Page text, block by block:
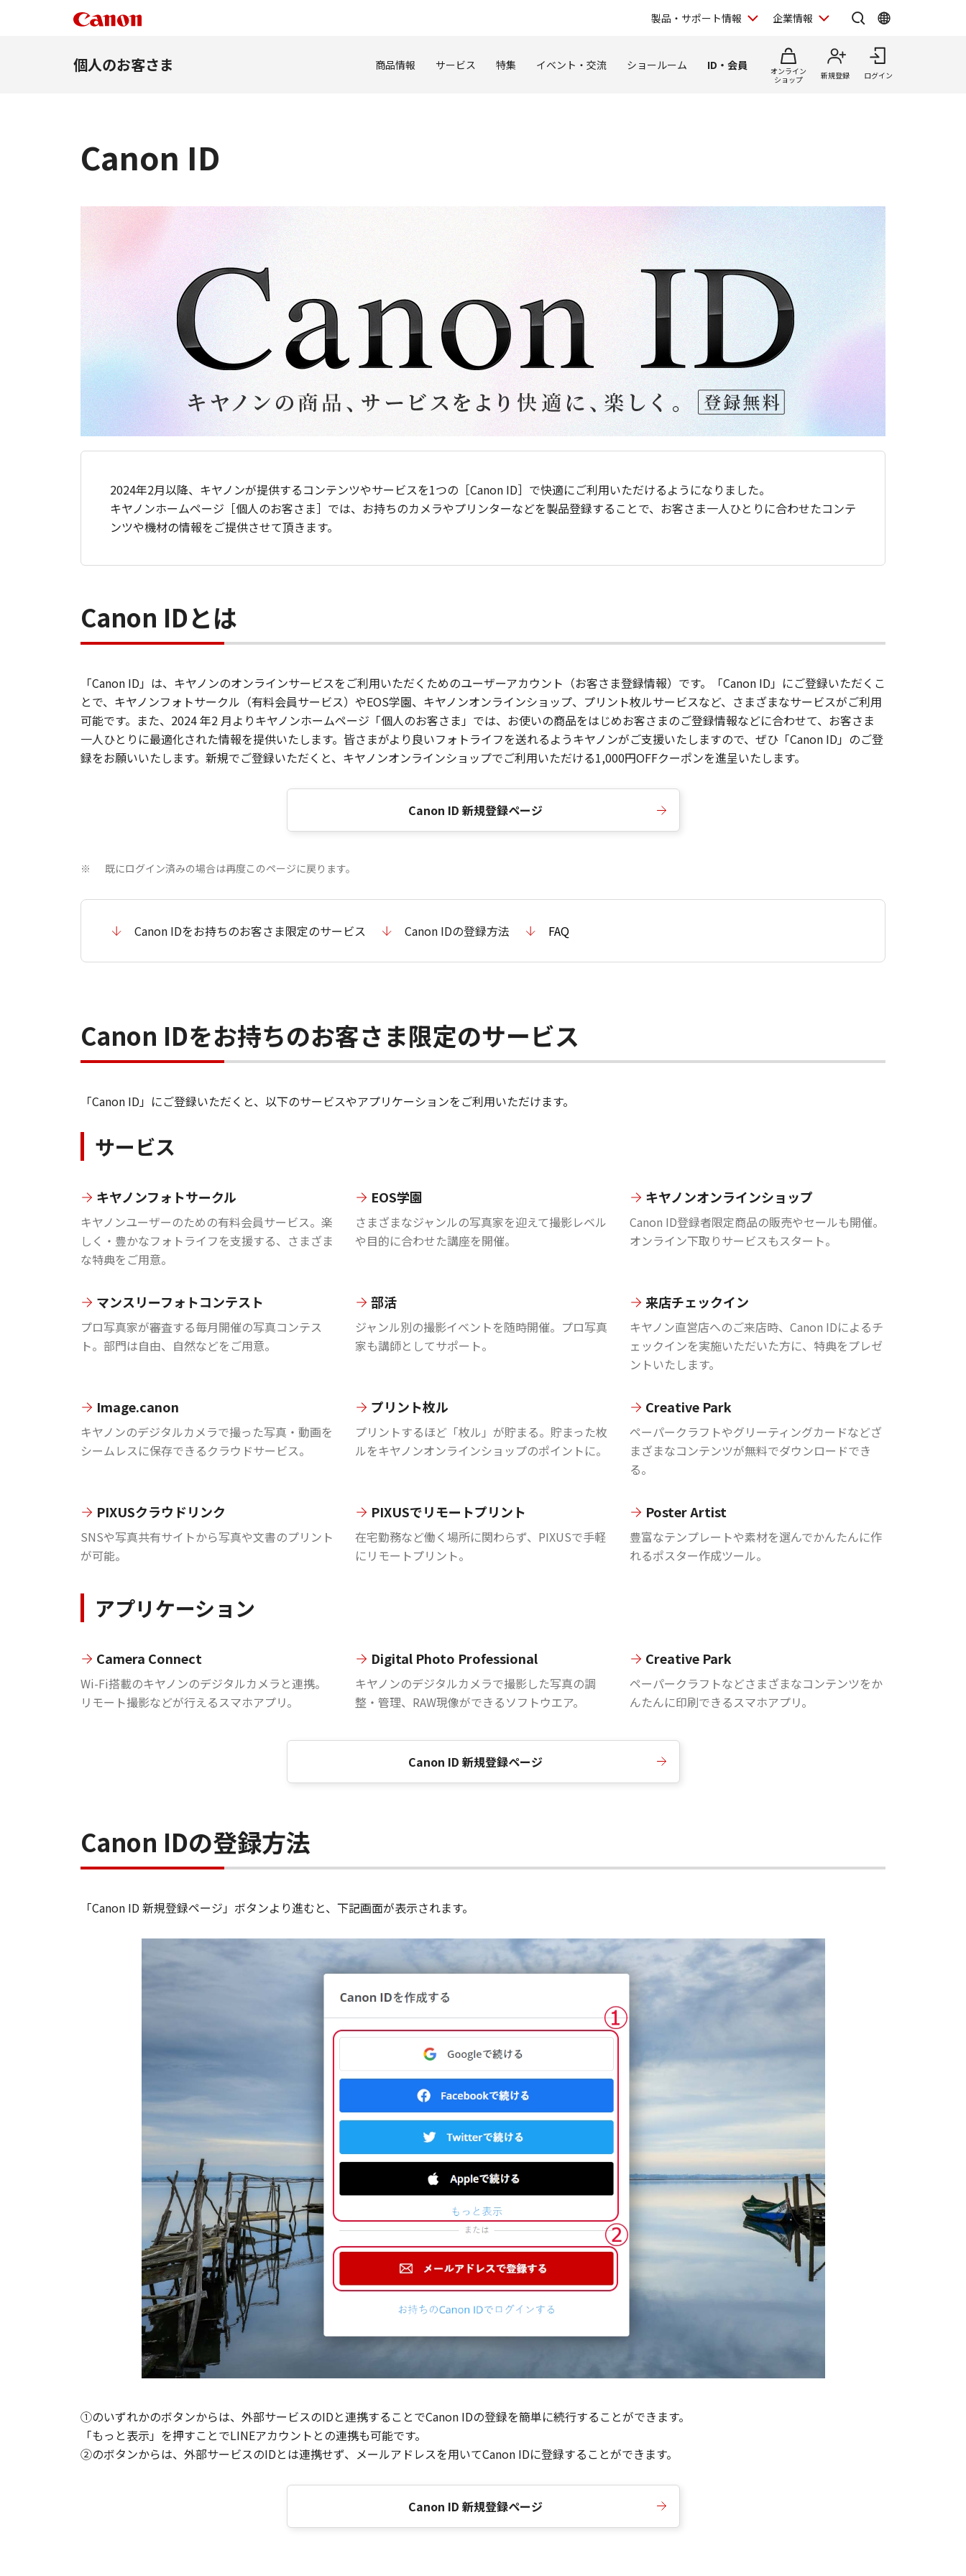
製品・サポート情報 企業情報
個人のお客さま 商品情報 サービス 特集 イベント・交流 ショールーム ID・会員
オンライン
ショップ
新規登録 ログイン
Canon ID
2024年2月以降、キヤノンが提供するコンテンツやサービスを1つの［Canon ID］で快適にご利用いただけるようになりました。
キヤノンホームページ［個人のお客さま］では、お持ちのカメラやプリンターなどを製品登録することで、お客さま一人ひとりに合わせたコンテ
ンツや機材の情報をご提供させて頂きます。
Canon IDとは
「Canon ID」は、キヤノンのオンラインサービスをご利用いただくためのユーザーアカウント（お客さま登録情報）です。「Canon ID」にご登録いただくこ
とで、キヤノンフォトサークル（有料会員サービス）やEOS学園、キヤノンオンラインショップ、プリント枚ルサービスなど、さまざまなサービスがご利用
可能です。また、2024 年2 月よりキヤノンホームページ「個人のお客さま」では、お使いの商品をはじめお客さまのご登録情報などに合わせて、お客さま
一人ひとりに最適化された情報を提供いたします。皆さまがより良いフォトライフを送れるようキヤノンがご支援いたしますので、ぜひ「Canon ID」のご登
録をお願いいたします。新規でご登録いただくと、キヤノンオンラインショップでご利用いただける1,000円OFFクーポンを進呈いたします。
Canon ID 新規登録ページ
※ 既にログイン済みの場合は再度このページに戻ります。
Canon IDをお持ちのお客さま限定のサービス Canon IDの登録方法 FAQ
Canon IDをお持ちのお客さま限定のサービス
「Canon ID」にご登録いただくと、以下のサービスやアプリケーションをご利用いただけます。
サービス
キヤノンフォトサークル
キヤノンユーザーのための有料会員サービス。楽
しく・豊かなフォトライフを支援する、さまざま
な特典をご用意。
EOS学園
さまざまなジャンルの写真家を迎えて撮影レベル
や目的に合わせた講座を開催。
キヤノンオンラインショップ
Canon ID登録者限定商品の販売やセールも開催。
オンライン下取りサービスもスタート。
マンスリーフォトコンテスト
プロ写真家が審査する毎月開催の写真コンテス
ト。部門は自由、自然などをご用意。
部活
ジャンル別の撮影イベントを随時開催。プロ写真
家も講師としてサポート。
来店チェックイン
キヤノン直営店へのご来店時、Canon IDによるチ
ェックインを実施いただいた方に、特典をプレゼ
ントいたします。
Image.canon
キヤノンのデジタルカメラで撮った写真・動画を
シームレスに保存できるクラウドサービス。
プリント枚ル
プリントするほど「枚ル」が貯まる。貯まった枚
ルをキヤノンオンラインショップのポイントに。
Creative Park
ペーパークラフトやグリーティングカードなどざ
まざまなコンテンツが無料でダウンロードでき
る。
PIXUSクラウドリンク
SNSや写真共有サイトから写真や文書のプリント
が可能。
PIXUSでリモートプリント
在宅勤務など働く場所に関わらず、PIXUSで手軽
にリモートプリント。
Poster Artist
豊富なテンプレートや素材を選んでかんたんに作
れるポスター作成ツール。
アプリケーション
Camera Connect
Wi-Fi搭載のキヤノンのデジタルカメラと連携。
リモート撮影などが行えるスマホアプリ。
Digital Photo Professional
キヤノンのデジタルカメラで撮影した写真の調
整・管理、RAW現像ができるソフトウエア。
Creative Park
ペーパークラフトなどさまざまなコンテンツをか
んたんに印刷できるスマホアプリ。
Canon ID 新規登録ページ
Canon IDの登録方法
「Canon ID 新規登録ページ」ボタンより進むと、下記画面が表示されます。
①のいずれかのボタンからは、外部サービスのIDと連携することでCanon IDの登録を簡単に続行することができます。
「もっと表示」を押すことでLINEアカウントとの連携も可能です。
②のボタンからは、外部サービスのIDとは連携せず、メールアドレスを用いてCanon IDに登録することができます。
Canon ID 新規登録ページ